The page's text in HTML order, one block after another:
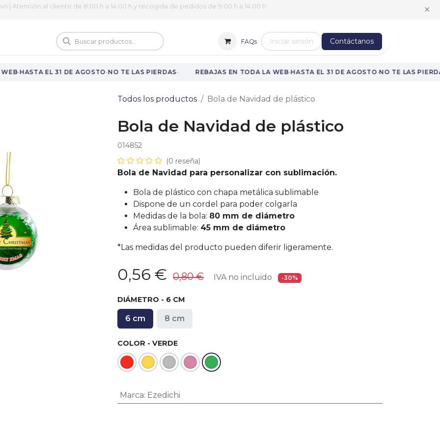
| Atención al cliente de 8:00 h a 14:00 h y recogida de pedidos de 9:00 h a 14:00 h ✕
Vuelta al cole FAQs Iniciar sesión Contáctanos
·HASTA EL 31 DE AGOSTO·NO TE LAS PIERDAS· REBAJAS EN TODA LA WEB·HASTA EL 31 DE AGOSTO·NO TE LAS
Todos los productos Bola de Navidad de plástico
Bola de Navidad de plástico
014852
(0 reseña)
Bola de Navidad para personalizar con sublimación.
Bola de plástico con chapa metálica sublimable
Dispone de un cordel para poder colgarla
Medidas de la bola: 80 mm de diámetro
Área sublimable: 45 mm de diámetro
*Las medidas del producto pueden diferir ligeramente.
0,56 € 0,80€ IVA no incluido -30%
DIÁMETRO - 6 CM
6 cm 8 cm
COLOR - VERDE
Marca: Ezedichi